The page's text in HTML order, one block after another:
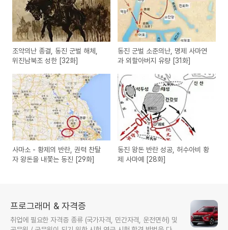
조약의난 종결, 동진 군벌 해체,
위진남북조 성한 [32화]
동진 군벌 소준의난, 명제 사마연
과 외할아버지 유량 [31화]
사마소 - 황제의 반란, 권력 찬탈
자 왕돈을 내쫓는 동진 [29화]
동진 왕돈 반란 성공, 허수아비 황
제 사마예 [28화]
프로그래머 & 자격증
취업에 필요한 자격증 종류 (국가자격, 민간자격, 운전면허) 및